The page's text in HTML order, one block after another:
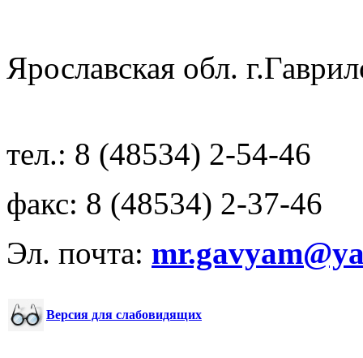
Ярославская обл.
тел.: 8 (48534) 2-54-46
факс: 8 (48534) 2-37-46
Эл. почта:
Версия для слабовидящих